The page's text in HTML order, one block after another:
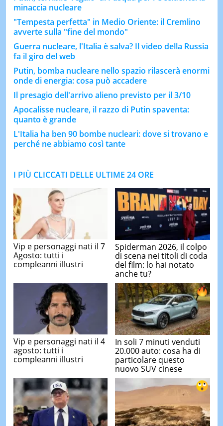
minaccia nucleare
"Tempesta perfetta" in Medio Oriente: il Cremlino
avverte sulla "fine del mondo"
Guerra nucleare, l'Italia è salva? Il video della Russia
fa il giro del web
Putin, bomba nucleare nello spazio rilascerà enormi
onde di energia: cosa può accadere
Il presagio dell'arrivo alieno previsto per il 3/10
Apocalisse nucleare, il razzo di Putin spaventa:
quanto è grande
L'Italia ha ben 90 bombe nucleari: dove si trovano e
perché ne abbiamo così tante
I PIÙ CLICCATI DELLE ULTIME 24 ORE
Vip e personaggi nati il 7
Agosto: tutti i
compleanni illustri
Spiderman 2026, il colpo
di scena nei titoli di coda
del film: lo hai notato
anche tu?
Vip e personaggi nati il 4
agosto: tutti i
compleanni illustri
In soli 7 minuti venduti
20.000 auto: cosa ha di
particolare questo
nuovo SUV cinese